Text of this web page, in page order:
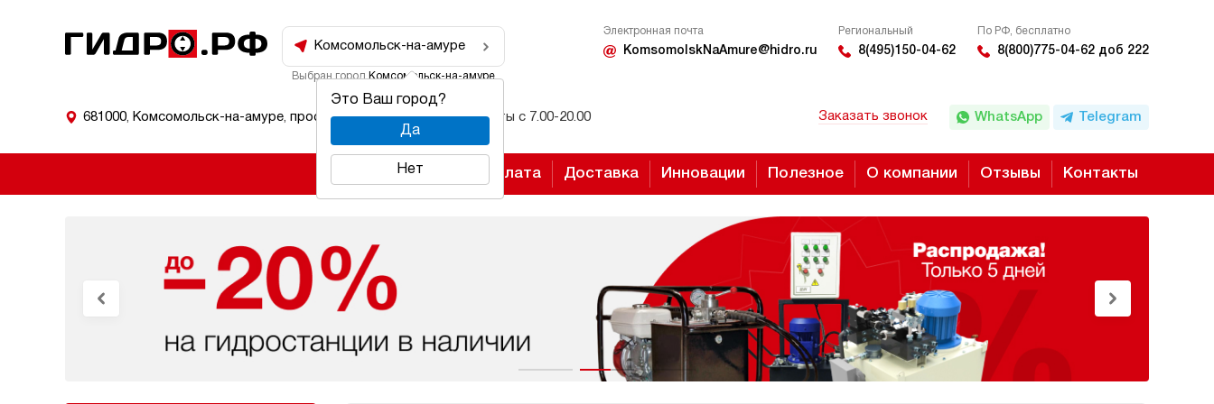
Комсомольск-на-амуре
Это Ваш город?
Да
Нет
Выбран город Комсомольск-на-амуре
Электронная почта
KomsomolskNaAmure@hidro.ru
Региональный
8(495)150-04-62
По РФ, бесплатно
8(800)775-04-62 доб 222
681000 Комсомольск-на-амуре проспект Мира Режим работы с 7.00-20.00 Заказать звонок WhatsApp Telegram
Оплата Доставка Инновации Полезное О компании Отзывы Контакты